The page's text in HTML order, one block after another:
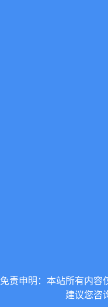
免责申明：本站所有内容
建议您咨